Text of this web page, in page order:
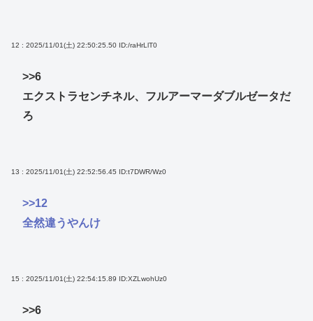
12 : 2025/11/01(土) 22:50:25.50 ID:/raHrLlT0
>>6
エクストラセンチネル、フルアーマーダブルゼータだ
ろ
13 : 2025/11/01(土) 22:52:56.45 ID:t7DWR/Wz0
>>12
全然違うやんけ
15 : 2025/11/01(土) 22:54:15.89 ID:XZLwohUz0
>>6